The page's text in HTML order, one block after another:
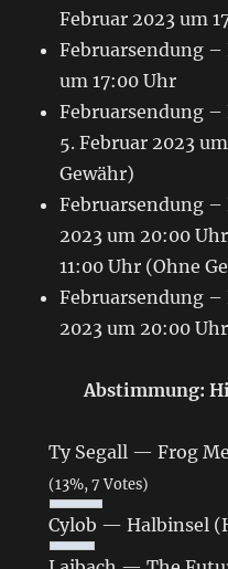
Februar 2023 um
Februarsendung –
um 17:00 Uhr
Februarsendung –
5. Februar 2023
Gewähr)
Februarsendung –
2023 um 20:00
11:00 Uhr (Ohne
Februarsendung –
2023 um 20:00
Abstimmung:
Ty Segall — Frog
(13%, 7 Votes)
Cylob — Halbinsel